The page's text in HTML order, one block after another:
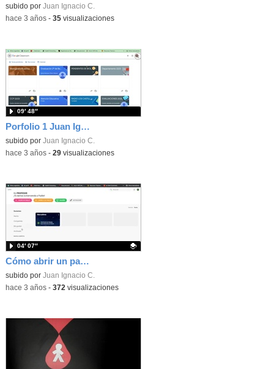
subido por Juan Ignacio C.
-hace 3 años- 35visualizaciones
Porfolio 1 Juan Ignacio Cubero
subido por Juan Ignacio C.
09′ 48″
-hace 3 años- 29visualizaciones
Cómo abrir un padlet
Contenido educativo.
subido por Juan Ignacio C.
04′ 07″
-hace 3 años- 372 visualizaciones